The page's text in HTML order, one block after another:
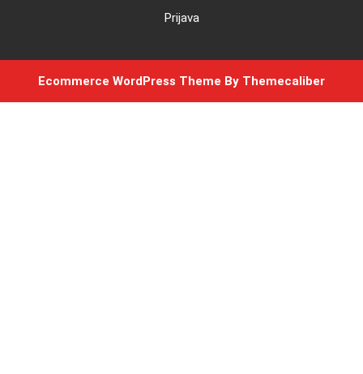
Prijava
Ecommerce WordPress Theme By Themecaliber